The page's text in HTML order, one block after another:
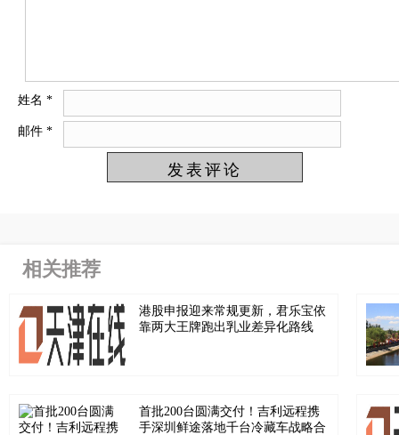
姓名 *
邮件 *
相关推荐
港股申报迎来常规更新，君乐宝依
靠两大王牌跑出乳业差异化路线
首批200台圆满交付！吉利远程携
手深圳鲜途落地千台冷藏车战略合